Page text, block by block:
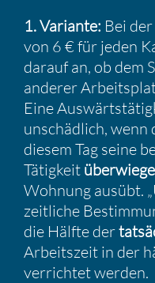
1. Variante: Bei der
von 6 € für jeden
darauf an, ob dem
anderer
Eine
unschäd­lich, wenn
diesem Tag seine
Tätig­keit
Wohnung ausübt.
zeitliche
die Hälfte der
Arbeits­zeit in der
verrichtet werden.